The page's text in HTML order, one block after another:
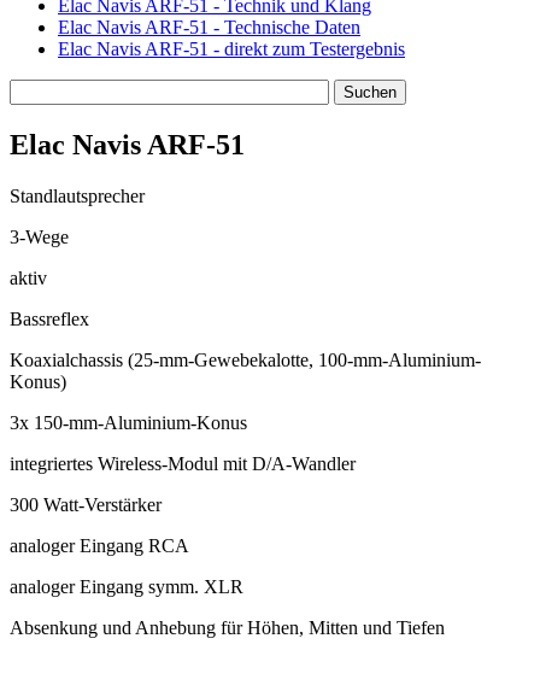
Elac Navis ARF-51 - Technik und Klang
Elac Navis ARF-51 - Technische Daten
Elac Navis ARF-51 - direkt zum Testergebnis
Elac Navis ARF-51
Standlautsprecher
3-Wege
aktiv
Bassreflex
Koaxialchassis (25-mm-Gewebekalotte, 100-mm-Aluminium-
Konus)
3x 150-mm-Aluminium-Konus
integriertes Wireless-Modul mit D/A-Wandler
300 Watt-Verstärker
analoger Eingang RCA
analoger Eingang symm. XLR
Absenkung und Anhebung für Höhen, Mitten und Tiefen